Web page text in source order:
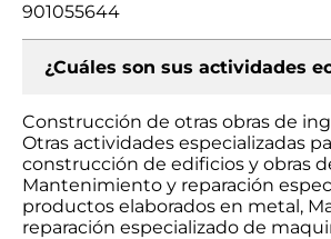
901055644
¿Cuáles son sus actividades
Construcción de otras obras de
Otras actividades especializadas
construcción de edificios y obras
Mantenimiento y reparación
productos elaborados en metal,
reparación especializado de